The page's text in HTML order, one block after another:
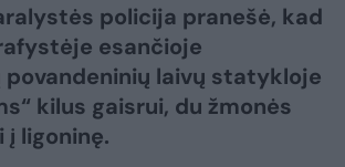
policija pranešė, kad
esančioje
povandeninių laivų statykloje
kilus gaisrui, du žmonės
į ligoninę.